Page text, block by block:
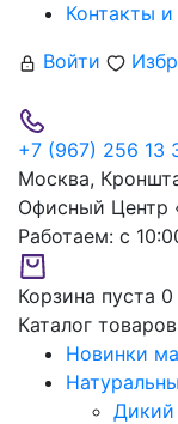
Контакты и
Войти
+7 (967) 256 13 37
Москва,
Офисный Центр
Работаем: с 10:00
Корзина пуста 0
Каталог товаров
Новинки
Натуральные
Дикий